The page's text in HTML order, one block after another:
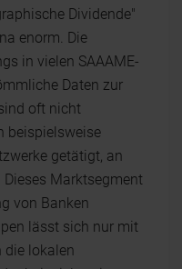
Dividende"
enorm. Die
in vielen SAAAME-
Daten zur
oft nicht
beispielsweise
getätigt, an
Marktsegment
von Banken
lässt sich nur mit
die lokalen